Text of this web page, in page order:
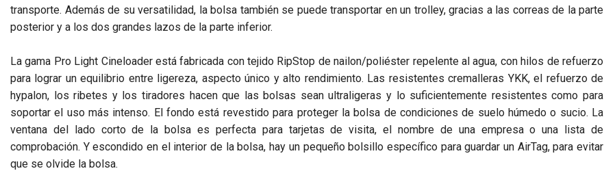
transporte. Además de su versatilidad, la bolsa también se puede transportar en un trolley, gracias a las correas de la parte
posterior y a los dos grandes lazos de la parte inferior.
La gama Pro Light Cineloader está fabricada con tejido RipStop de nailon/poliéster repelente al agua, con hilos de refuerzo
para lograr un equilibrio entre ligereza, aspecto único y alto rendimiento. Las resistentes cremalleras YKK, el refuerzo de
hypalon, los ribetes y los tiradores hacen que las bolsas sean ultraligeras y lo suficientemente resistentes como para
soportar el uso más intenso. El fondo está revestido para proteger la bolsa de condiciones de suelo húmedo o sucio. La
ventana del lado corto de la bolsa es perfecta para tarjetas de visita, el nombre de una empresa o una lista de
comprobación. Y escondido en el interior de la bolsa, hay un pequeño bolsillo específico para guardar un AirTag, para evitar
que se olvide la bolsa.